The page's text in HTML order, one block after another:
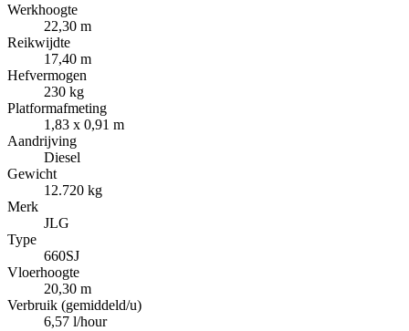
Werkhoogte
22,30 m
Reikwijdte
17,40 m
Hefvermogen
230 kg
Platformafmeting
1,83 x 0,91 m
Aandrijving
Diesel
Gewicht
12.720 kg
Merk
JLG
Type
660SJ
Vloerhoogte
20,30 m
Verbruik (gemiddeld/u)
6,57 l/hour